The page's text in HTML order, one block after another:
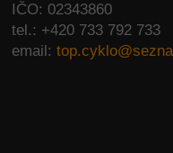
IČO: 02343860
tel.: +420 733 792 733
email: